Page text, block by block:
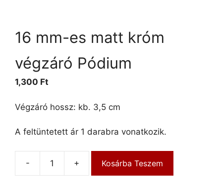
16 mm-es matt króm
végzáró Pódium
1,300 Ft
Végzáró hossz: kb. 3,5 cm
A feltüntetett ár 1 darabra vonatkozik.
- + Kosárba Teszem